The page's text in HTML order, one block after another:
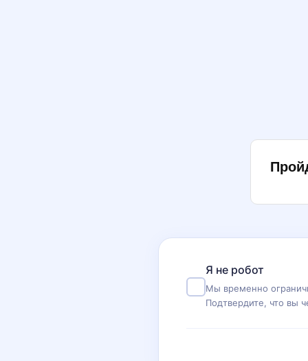
Я не робот
Мы временно
Подтвердите, что вы